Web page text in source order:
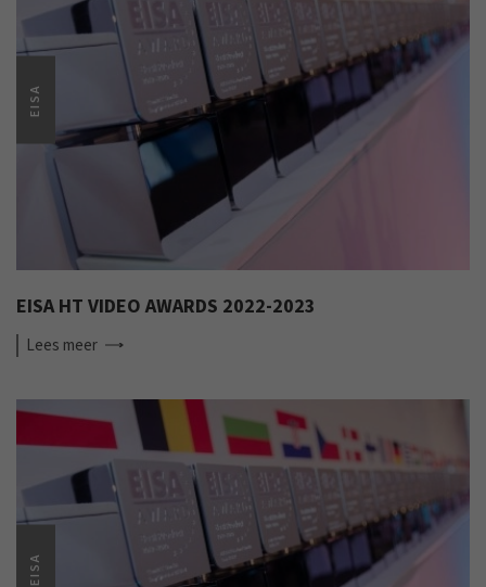
EISA
EISA HT VIDEO AWARDS 2022-2023
Lees meer
EISA